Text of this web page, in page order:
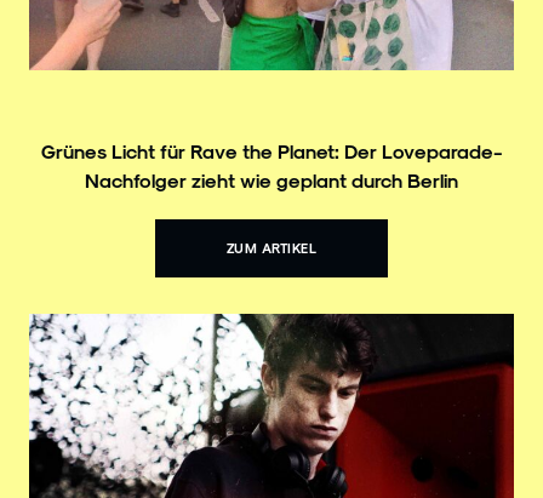
Grünes Licht für Rave the Planet: Der Loveparade-
Nachfolger zieht wie geplant durch Berlin
ZUM ARTIKEL